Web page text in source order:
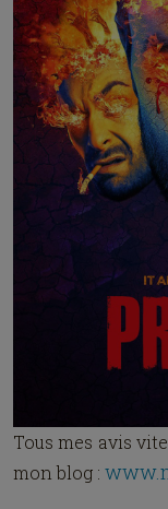
Tous mes avis
mon blog :